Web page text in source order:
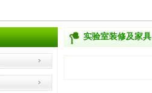
实验室装修及家具